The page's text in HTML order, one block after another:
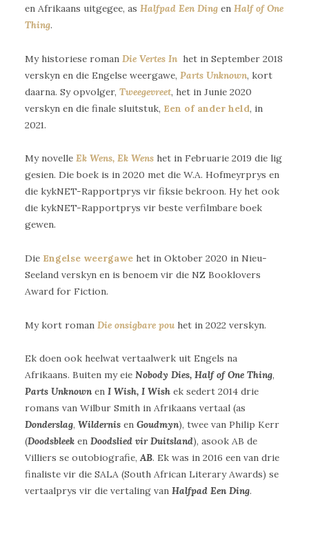
en Afrikaans uitgegee, as Halfpad Een Ding en Half of One
Thing.
My historiese roman Die Vertes In het in September 2018
verskyn en die Engelse weergawe, Parts Unknown, kort
daarna. Sy opvolger, Tweegevreet, het in Junie 2020
verskyn en die finale sluitstuk, Een of ander held, in
2021.
My novelle Ek Wens, Ek Wens het in Februarie 2019 die lig
gesien. Die boek is in 2020 met die W.A. Hofmeyrprys en
die kykNET-Rapportprys vir fiksie bekroon. Hy het ook
die kykNET-Rapportprys vir beste verfilmbare boek
gewen.
Die Engelse weergawe het in Oktober 2020 in Nieu-
Seeland verskyn en is benoem vir die NZ Booklovers
Award for Fiction.
My kort roman Die onsigbare pou het in 2022 verskyn.
Ek doen ook heelwat vertaalwerk uit Engels na
Afrikaans. Buiten my eie Nobody Dies, Half of One Thing,
Parts Unknown en I Wish, I Wish ek sedert 2014 drie
romans van Wilbur Smith in Afrikaans vertaal (as
Donderslag, Wildernis en Goudmyn), twee van Philip Kerr
(Doodsbleek en Doodslied vir Duitsland), asook AB de
Villiers se outobiografie,AB. Ek was in 2016 een van drie
finaliste vir die SALA (South African Literary Awards) se
vertaalprys vir die vertaling van Halfpad Een Ding.